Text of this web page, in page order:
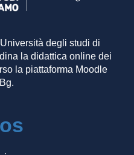
degli studi di
la didattica online dei
la piattaforma Moodle